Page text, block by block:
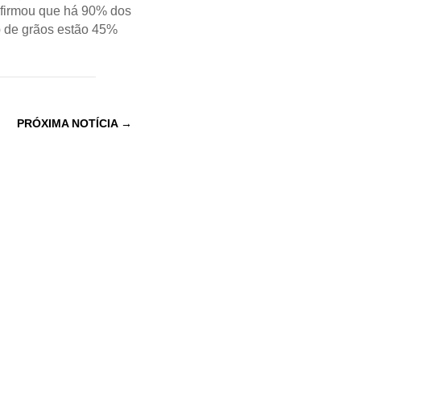
que há 90% dos
grãos estão 45%
PRÓXIMA NOTÍCIA→